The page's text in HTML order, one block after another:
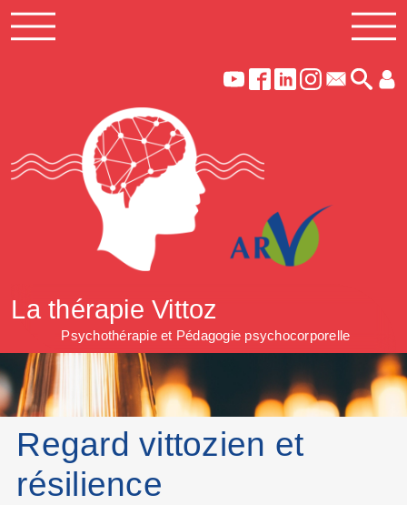
La thérapie Vittoz
Psychothérapie et Pédagogie psychocorporelle
Regard vittozien et
résilience